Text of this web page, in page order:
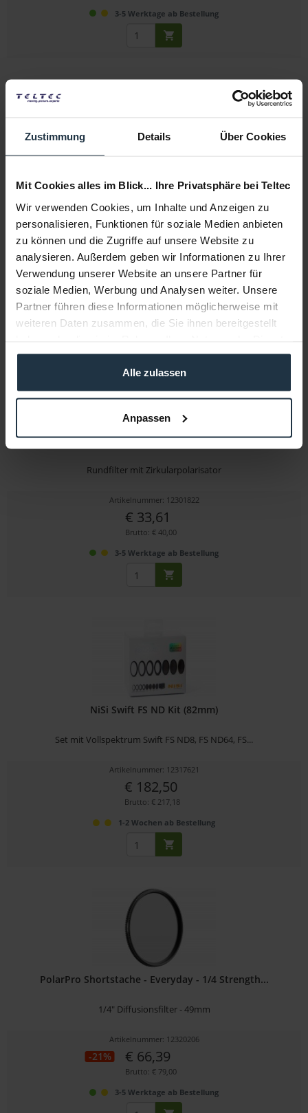
Zustimmung Details Über Cookies
Mit Cookies alles im Blick... Ihre Privatsphäre bei Teltec
Wir verwenden Cookies, um Inhalte und Anzeigen zu
personalisieren, Funktionen für soziale Medien anbieten
zu können und die Zugriffe auf unsere Website zu
analysieren. Außerdem geben wir Informationen zu Ihrer
Verwendung unserer Website an unsere Partner für
soziale Medien, Werbung und Analysen weiter. Unsere
Partner führen diese Informationen möglicherweise mit
weiteren Daten zusammen, die Sie ihnen bereitgestellt
gesammelt haben.
Alle zulassen
Anpassen
3-5 Werktage ab Bestellung
Artikelnummer: 12278318
€ 100,00
Brutto: € 119,00
Tiffen 82mm Circular Polarizer Filter
Rundfilter mit Zirkularpolarisator
Artikelnummer: 12301822
€ 33,61
Brutto: € 40,00
3-5 Werktage ab Bestellung
NiSi Swift FS ND Kit (82mm)
Set mit Vollspektrum Swift FS ND8, FS ND64, FS...
Artikelnummer: 12317621
€ 182,50
Brutto: € 217,18
1-2 Wochen ab Bestellung
PolarPro Shortstache - Everyday - 1/4 Strength...
1/4" Diffusionsfilter - 49mm
Artikelnummer: 12320206
-21% € 66,39
Brutto: € 79,00
3-5 Werktage ab Bestellung